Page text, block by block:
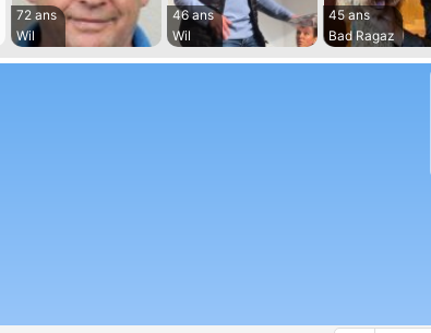
72 ans
Wil
46 ans
Wil
45 ans
Bad Ragaz